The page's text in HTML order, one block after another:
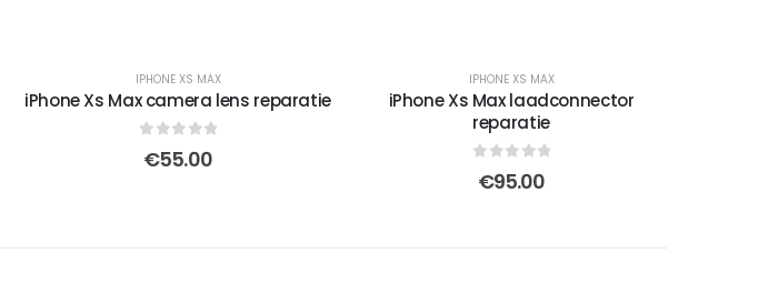
IPHONE XS MAX
iPhone Xs Max camera lens reparatie
out of 5
€55.00
IPHONE XS MAX
iPhone Xs Max laadconnector
reparatie
out of 5
€95.00